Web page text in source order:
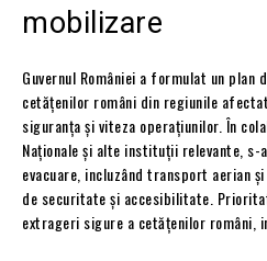
mobilizare
Guvernul României a formulat un plan
cetățenilor români din regiunile
siguranța și viteza operațiunilor. În
Naționale și alte instituții relevante,
evacuare, incluzând transport aerian
de securitate și accesibilitate.
extrageri sigure a cetățenilor români,